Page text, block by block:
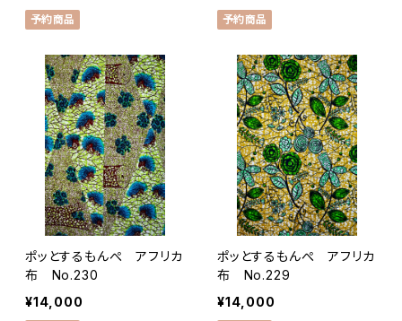
予約商品 予約商品
ポッとするもんぺ アフリカ
布 No.230
¥14,000
ポッとするもんぺ アフリカ
布 No.229
¥14,000